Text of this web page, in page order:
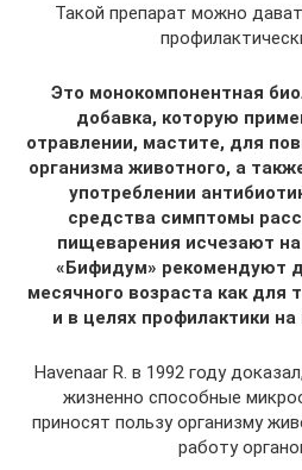
Такой препарат можно
Это монокомпонентная
добавка, которую
отравлении, мастите, для
организма животного, а
употреблении
средства симптомы
пищеварения исчезают
«Бифидум» рекомендуют
месячного возраста как для
и в целях профилактики
Havenaar R. в 1992 году
жизненно способные
приносят пользу организму
работу